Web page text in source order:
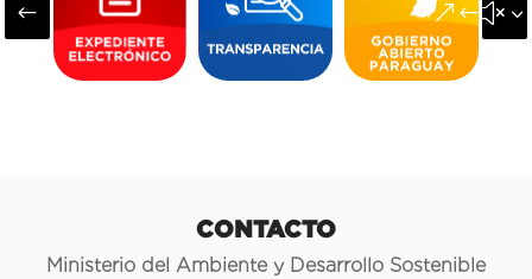
#
CONTACTO
Ministerio del Ambiente y Desarrollo Sostenible